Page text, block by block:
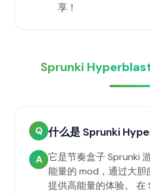
享！
Sprunki
Q 什么是 Sprunki
A 它是节奏盒子 Sprunki
能量的 mod，通过大
提供高能量的体验。 在